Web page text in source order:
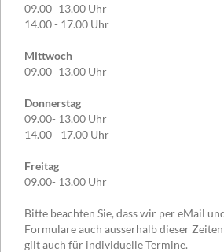
09.00- 13.00 Uhr
14.00 - 17.00 Uhr
Mittwoch
09.00- 13.00 Uhr
Donnerstag
09.00- 13.00 Uhr
14.00 - 17.00 Uhr
Freitag
09.00- 13.00 Uhr
Bitte beachten Sie, dass wir per eMail
Formulare auch ausserhalb dieser
gilt auch für individuelle Termine.